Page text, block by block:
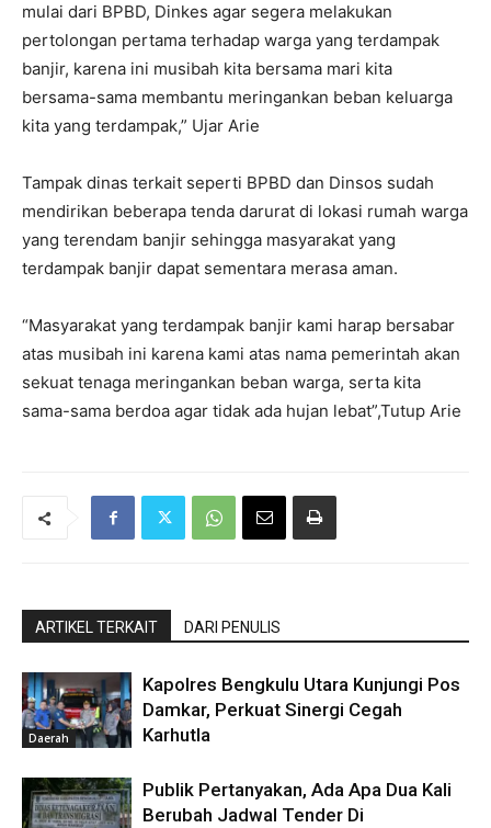
mulai dari BPBD, Dinkes agar segera melakukan
pertolongan pertama terhadap warga yang terdampak
banjir, karena ini musibah kita bersama mari kita
bersama-sama membantu meringankan beban keluarga
kita yang terdampak,” Ujar Arie
Tampak dinas terkait seperti BPBD dan Dinsos sudah
mendirikan beberapa tenda darurat di lokasi rumah warga
yang terendam banjir sehingga masyarakat yang
terdampak banjir dapat sementara merasa aman.
“Masyarakat yang terdampak banjir kami harap bersabar
atas musibah ini karena kami atas nama pemerintah akan
sekuat tenaga meringankan beban warga, serta kita
sama-sama berdoa agar tidak ada hujan lebat”,Tutup Arie
ARTIKEL TERKAIT DARI PENULIS
Daerah
Kapolres Bengkulu Utara Kunjungi Pos
Damkar, Perkuat Sinergi Cegah
Karhutla
Publik Pertanyakan, Ada Apa Dua Kali
Berubah Jadwal Tender Di